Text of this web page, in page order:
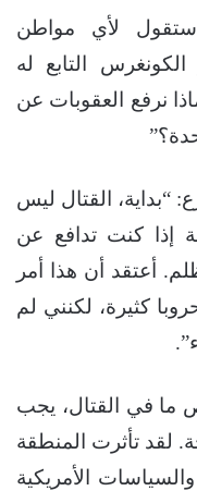
لأي مواطن
التابع له
نرفع العقوبات عن
“بداية، القتال ليس
إذا كنت تدافع عن
أعتقد أن هذا أمر
كثيرة، لكنني لم
ما في القتال، يجب
لقد تأثرت المنطقة
الأمريكية